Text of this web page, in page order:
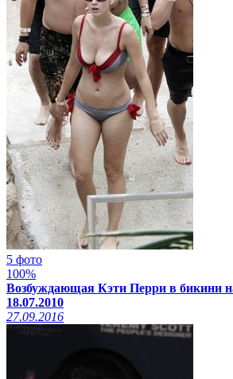
5 фото
100%
Возбуждающая Кэти Перри в бикини
18.07.2010
27.09.2016